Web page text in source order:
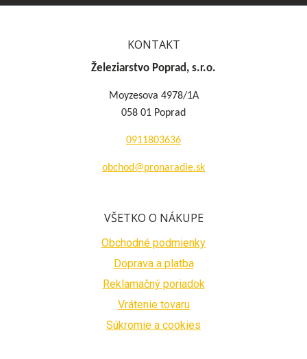
KONTAKT
Železiarstvo Poprad, s.r.o.
Moyzesova 4978/1A
058 01 Poprad
0911803636
obchod@pronaradie.sk
VŠETKO O NÁKUPE
Obchodné podmienky
Doprava a platba
Reklamačný poriadok
Vrátenie tovaru
Súkromie a cookies